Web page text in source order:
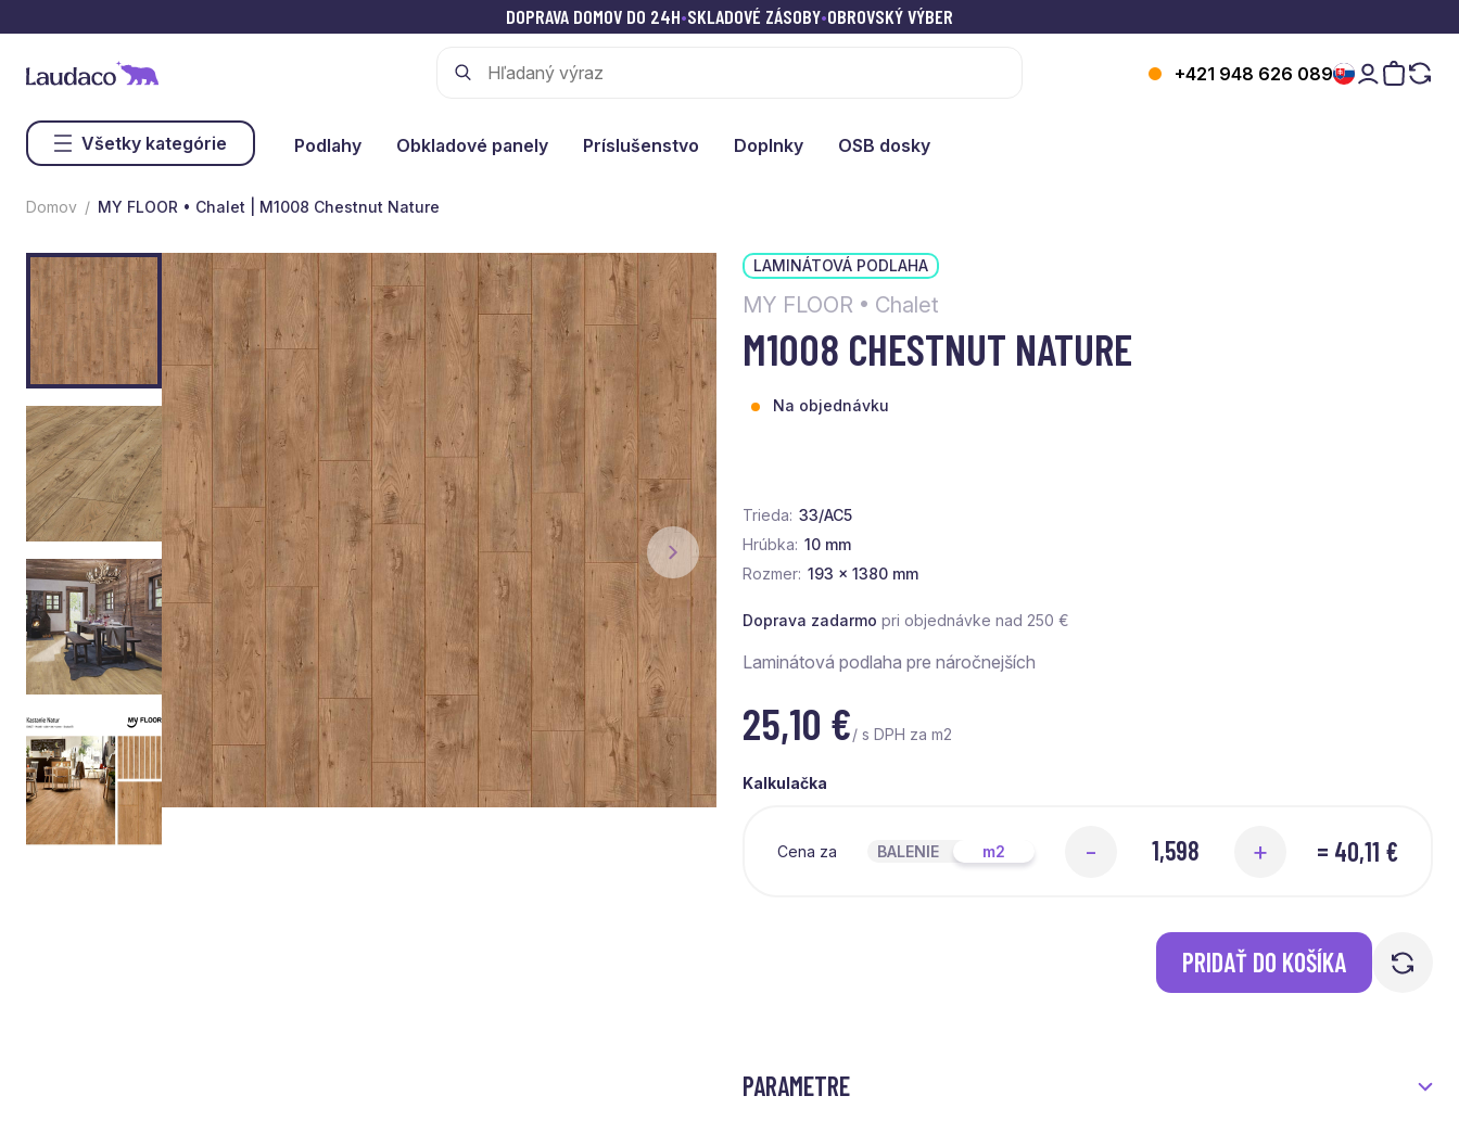
DOPRAVA DOMOV DO 24H•SKLADOVÉ ZÁSOBY•OBROVSKÝ VÝBER
+421 948 626 089
Všetky kategórie Podlahy Obkladové panely Príslušenstvo Doplnky OSB dosky
Domov MY FLOOR • Chalet | M1008 Chestnut Nature
LAMINÁTOVÁ PODLAHA
MY FLOOR • Chalet
M1008 CHESTNUT NATURE
Na objednávku
Trieda 33/AC5
Hrúbka 10 mm
Rozmer 193 x 1380 mm
Doprava zadarmo pri objednávke nad 250 €
Laminátová podlaha pre náročnejších
25,10 €/ s DPH za m2
Kalkulačka
Cena za BALENIE m2 - + = 40,11 €
PRIDAŤ DO KOŠÍKA
PARAMETRE